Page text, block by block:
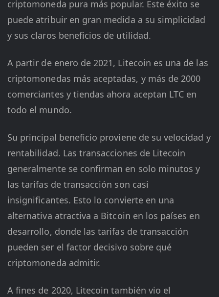
criptomoneda pura más popular. Este éxito se
puede atribuir en gran medida a su simplicidad
y sus claros beneficios de utilidad.
A partir de enero de 2021, Litecoin es una de las
criptomonedas más aceptadas, y más de 2000
comerciantes y tiendas ahora aceptan LTC en
todo el mundo.
Su principal beneficio proviene de su velocidad y
rentabilidad. Las transacciones de Litecoin
generalmente se confirman en solo minutos y
las tarifas de transacción son casi
insignificantes. Esto lo convierte en una
alternativa atractiva a Bitcoin en los países en
desarrollo, donde las tarifas de transacción
pueden ser el factor decisivo sobre qué
criptomoneda admitir.
A fines de 2020, Litecoin también vio el